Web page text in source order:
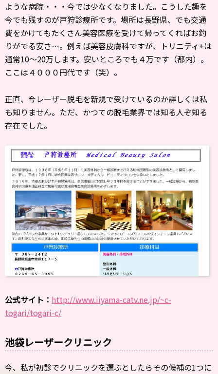
ような病院・・・今では少なくなりました。こうした趣を
今でも残すのが戸狩診療所です。場所は長野県、でも交通
費をかけてもたくさん美容医療を受けて帰ってくればお釣
りがでる安さ…。例えば美容皮膚科ですが、トリニティ+は
通常10～20万します。安いところでも４万です（都内）。
ここは４０００円代です（笑）。
正直、今レーザー脱毛を新規で受けているのか詳しくは私
も知りません。ただ、かつての脱毛業界では知る人ぞ知る
存在でした。
公式サイト： http://www.iiyama-catv.ne.jp/~c-
togari/togari-c/
池袋レーザークリニック
今、私が初診でクリニックを選ぶとしたらその候補の1つに